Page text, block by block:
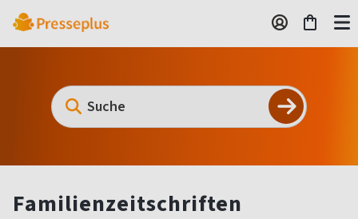
Familienzeitschriften